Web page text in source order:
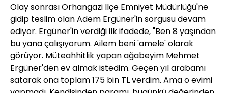
Olay sonrası Orhangazi İlçe Emniyet Müdürlüğü'ne
gidip teslim olan Adem Ergüner'in sorgusu devam
ediyor. Ergüner'in verdiği ilk ifadede, "Ben 8 yaşından
bu yana çalışıyorum. Ailem beni 'amele' olarak
görüyor. Müteahhitlik yapan ağabeyim Mehmet
Ergüner'den ev almak istedim. Geçen yıl arabamı
satarak ona toplam 175 bin TL verdim. Ama o evimi